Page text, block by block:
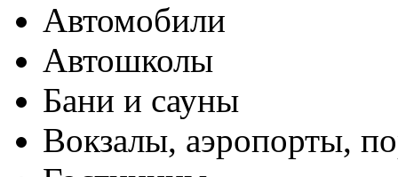
Автомобили
Автошколы
Бани и сауны
Вокзалы, аэропорты,